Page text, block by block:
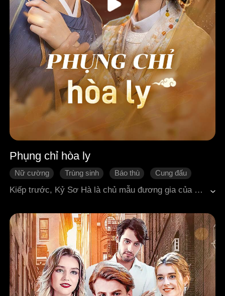
Phụng chỉ hòa ly
Nữ cường Trùng sinh Báo thù
Cung đấu
Ngôn tình cổ đại
Kiếp trước, Kỷ Sơ Hà là chủ mẫu đương gia của hầu phủ. Vì không có con ruột nên nàng nhận con của ngoại thất làm con thừa tự, nào ngờ lại bị chính bọn họ đầu độc hại chết. Sau khi sống lại, dưới danh nghĩa của nàng đã có sẵn con cái do ngoại thất sinh ra. Nàng bắt đầu phản kích: giáng đứa trẻ vốn định ghi danh làm đích nữ xuống thành thứ nữ, lại còn thúc đẩy để nàng ta vào Hàn vương phủ làm thị thiếp. Nàng lợi dụng thân phận khiến hầu phủ liên tục chịu thiệt, đồng thời vạch trần chuyện xấu xa giữa phu quân và em họ. Thế tử Cơ Quân Nghiêu của Quốc công phủ, trước mặt người ngoài thì tàn nhẫn lạnh lùng, sau lưng lại như "cún con", vẫn luôn thầm yêu Kỷ Sơ Hà. Sau khi nàng phụng chỉ hòa ly, chàng lập tức bày tỏ lòng mình, còn lấy cớ "đoạn tụ" để giải quyết gia đình. Cuối cùng, hai người thấu hiểu lòng nhau và nên duyên phu thê.